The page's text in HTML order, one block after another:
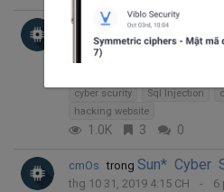
cmOs trong Sun* Cyber
thg 11 15, 2019 2:58 CH 5
Tấn công SQL injection
cyber scurity Sql Injection
hacking website
1.0K 3 0
cmOs trong Sun* Cyber
thg 10 31, 2019 4:15 CH
6